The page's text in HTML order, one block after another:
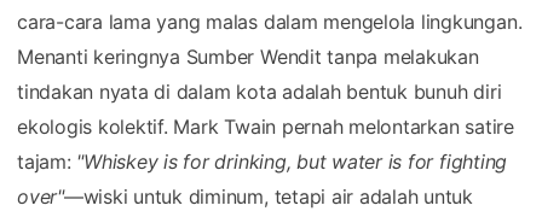
cara-cara lama yang malas dalam mengelola lingkungan.
Menanti keringnya Sumber Wendit tanpa melakukan
tindakan nyata di dalam kota adalah bentuk bunuh diri
ekologis kolektif. Mark Twain pernah melontarkan satire
tajam: "Whiskey is for drinking, but water is for fighting
over"—wiski untuk diminum, tetapi air adalah untuk